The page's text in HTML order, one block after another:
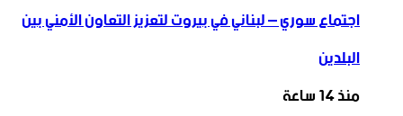
اجتماع سوري – لبناني في بيروت لتعزيز التعاون ‏الأمني ‏بين
البلدين
منذ 14 ساعة